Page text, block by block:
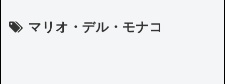
マリオ・デル・モナコ